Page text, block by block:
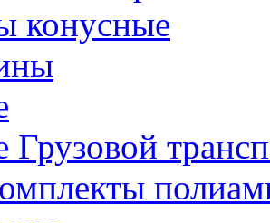
конусные
Грузовой